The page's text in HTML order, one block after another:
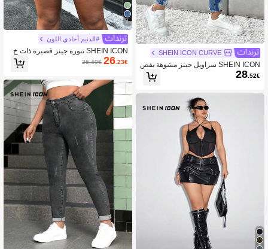
SHEIN ICON CURVE
SHEIN ICON سراويل جينز مشوهة بقص
ة ضيقة وسائبة بمقاسات كبيرة
28.52€
7
#الدنيم أحادي اللون
SHEIN ICON تنورة جينز قصيرة ذات خ
صر عالٍ بتصميم بسيط للمقاسات الكبير
26.23€
26.49€